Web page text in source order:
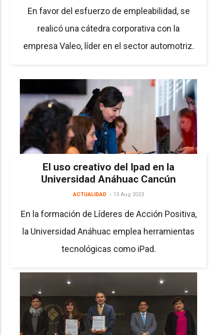
En favor del esfuerzo de empleabilidad, se
realicó una cátedra corporativa con la
empresa Valeo, líder en el sector automotriz.
El uso creativo del Ipad en la
Universidad Anáhuac Cancún
ACTUALIDAD 15 Aug 2023
En la formación de Líderes de Acción Positiva,
la Universidad Anáhuac emplea herramientas
tecnológicas como iPad.